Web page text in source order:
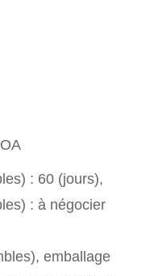
: 60 (jours),
: à négocier
emballage